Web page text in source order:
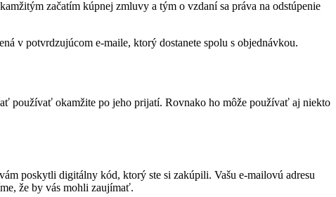
začatím kúpnej zmluvy a tým o vzdaní sa práva na odstúpenie
v potvrdzujúcom e-maile, ktorý dostanete spolu s objednávkou.
používať okamžite po jeho prijatí. Rovnako ho môže používať aj niekto
poskytli digitálny kód, ktorý ste si zakúpili. Vašu e-mailovú adresu
že by vás mohli zaujímať.